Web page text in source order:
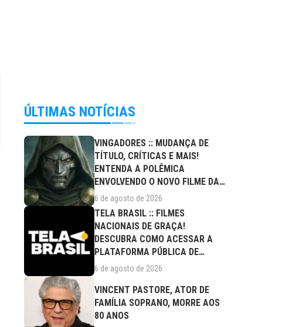
ÚLTIMAS NOTÍCIAS
VINGADORES :: MUDANÇA DE
TÍTULO, CRÍTICAS E MAIS!
ENTENDA A POLÊMICA
ENVOLVENDO O NOVO FILME DA
MARVEL
6 de agosto de 2026
TELA BRASIL :: FILMES
NACIONAIS DE GRAÇA!
DESCUBRA COMO ACESSAR A
PLATAFORMA PÚBLICA DE
STREAMING
6 de agosto de 2026
VINCENT PASTORE, ATOR DE
FAMÍLIA SOPRANO, MORRE AOS
80 ANOS